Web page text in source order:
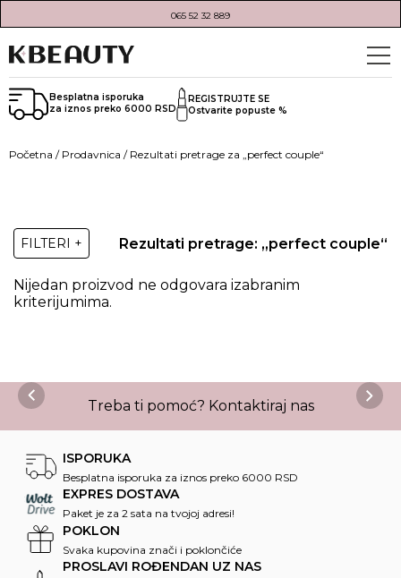
065 52 32 889
Besplatna isporuka
za iznos preko 6000 RSD
REGISTRUJTE SE
Ostvarite popuste %
Početna / Prodavnica / Rezultati pretrage za „perfect couple“
FILTERI + Rezultati pretrage: „perfect couple“
Nijedan proizvod ne odgovara izabranim
kriterijumima.
Treba ti pomoć? Kontaktiraj nas
ISPORUKA
Besplatna isporuka za iznos preko 6000 RSD
EXPRES DOSTAVA
Paket je za 2 sata na tvojoj adresi!
POKLON
Svaka kupovina znači i poklončiće
PROSLAVI ROĐENDAN UZ NAS